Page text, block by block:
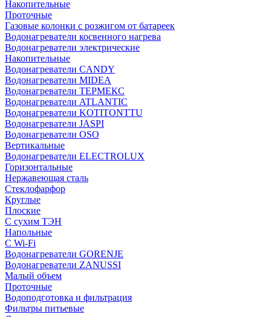
Накопительные
Проточные
Газовые колонки с розжигом от батареек
Водонагреватели косвенного нагрева
Водонагреватели электрические
Накопительные
Водонагреватели CANDY
Водонагреватели MIDEA
Водонагреватели ТЕРМЕКС
Водонагреватели ATLANTIC
Водонагреватели KOTITONTTU
Водонагреватели JASPI
Водонагреватели OSO
Вертикальные
Водонагреватели ELECTROLUX
Горизонтальные
Нержавеющая сталь
Стеклофарфор
Круглые
Плоские
С сухим ТЭН
Напольные
С Wi-Fi
Водонагреватели GORENJE
Водонагреватели ZANUSSI
Малый объем
Проточные
Водоподготовка и фильтрация
Фильтры питьевые